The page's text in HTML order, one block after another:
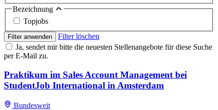
Bezeichnung
Topjobs
Filter anwenden
Filter löschen
Ja, sendet mir bitte die neuesten Stellenangebote für diese Suche
per E-Mail zu.
Praktikum im Sales Account Management bei
StudentJob International in Amsterdam
Bundesweit